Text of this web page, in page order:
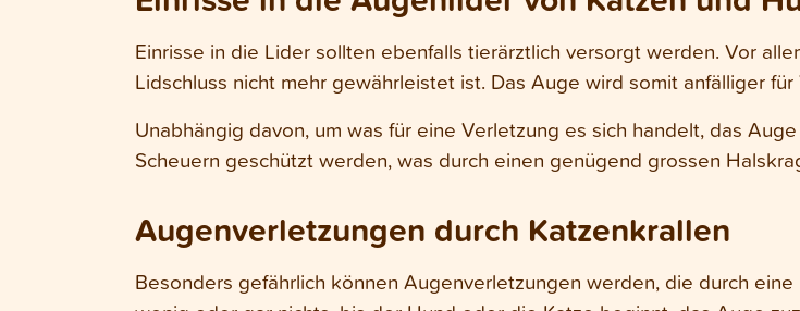
Einrisse in die Lider sollten ebenfalls tierärztlich versorgt werden. Vor
Lidschluss nicht mehr gewährleistet ist. Das Auge wird somit anfälliger
Unabhängig davon, um was für eine Verletzung es sich handelt, das
Scheuern geschützt werden, was durch einen genügend grossen
Augenverletzungen durch Katzenkrallen
Besonders gefährlich können Augenverletzungen werden, die durch